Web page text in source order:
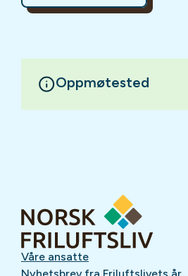
Oppmøtested
Våre ansatte